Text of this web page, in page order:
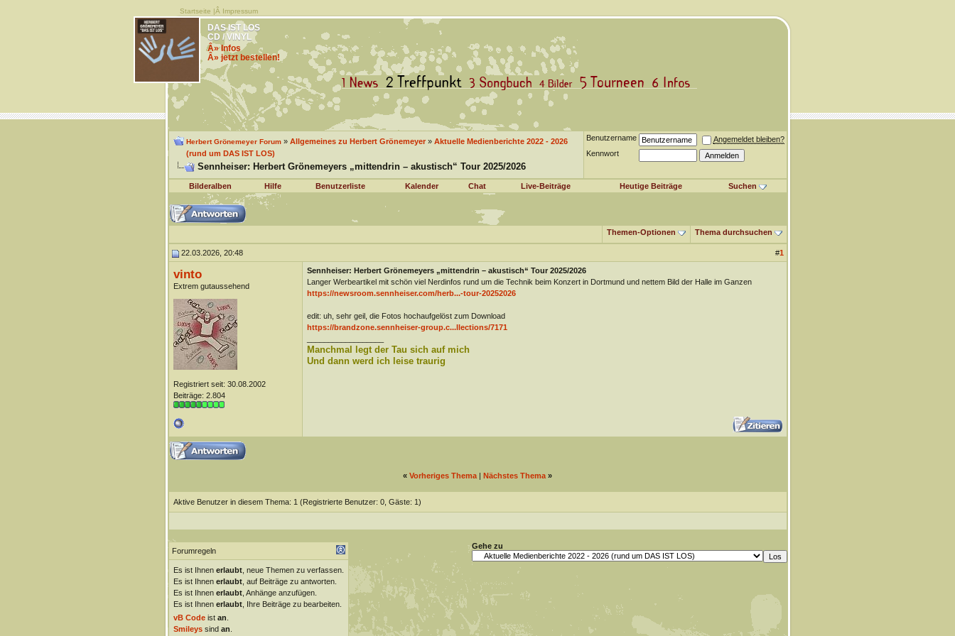
Startseite |Â Impressum
DAS IST LOS
CD / VINYL
Â» Infos
Â» jetzt bestellen!
Herbert Grönemeyer Forum» Allgemeines zu Herbert Grönemeyer» Aktuelle Medienberichte 2022 - 2026
(rund um DAS IST LOS)
Sennheiser: Herbert Grönemeyers „mittendrin – akustisch“ Tour 2025/2026
Benutzername
Angemeldet bleiben?
Kennwort
Bilderalben Hilfe Benutzerliste Kalender Chat Live-Beiträge Heutige Beiträge Suchen
Themen-Optionen Thema durchsuchen
22.03.2026, 20:48 #1
vinto
Extrem gutaussehend
Registriert seit: 30.08.2002
Beiträge: 2.804
Sennheiser: Herbert Grönemeyers „mittendrin – akustisch“ Tour 2025/2026
Langer Werbeartikel mit schön viel Nerdinfos rund um die Technik beim Konzert in Dortmund und nettem Bild der Halle im Ganzen
https://newsroom.sennheiser.com/herb...-tour-20252026
edit: uh, sehr geil, die Fotos hochaufgelöst zum Download
https://brandzone.sennheiser-group.c...llections/7171
Manchmal legt der Tau sich auf mich
Und dann werd ich leise traurig
« Vorheriges Thema | Nächstes Thema »
Aktive Benutzer in diesem Thema: 1 (Registrierte Benutzer: 0, Gäste: 1)
Forumregeln
Es ist Ihnen erlaubt, neue Themen zu verfassen.
Es ist Ihnen erlaubt, auf Beiträge zu antworten.
Es ist Ihnen erlaubt, Anhänge anzufügen.
Es ist Ihnen erlaubt, Ihre Beiträge zu bearbeiten.
vB Codeist an
Smileyssind an
Gehe zu